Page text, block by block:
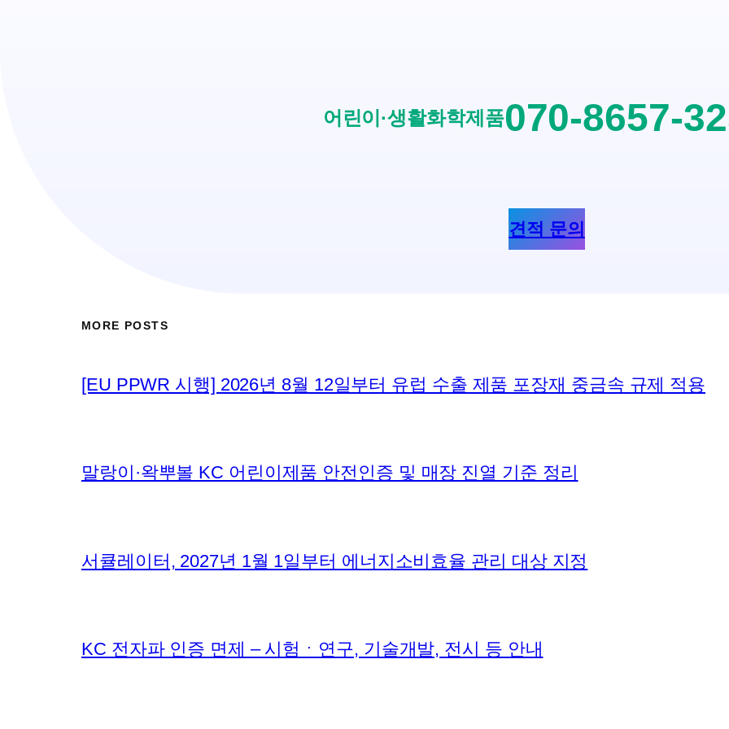
어린이·생활화학제품070-8657-
견적 문의
MORE POSTS
[EU PPWR 시행] 2026년 8월 12일부터 유럽 수출 제품 포장재 중금속 규제 적용
말랑이·왁뿌볼 KC 어린이제품 안전인증 및 매장 진열 기준 정리
서큘레이터, 2027년 1월 1일부터 에너지소비효율 관리 대상 지정
KC 전자파 인증 면제 – 시험ㆍ연구, 기술개발, 전시 등 안내